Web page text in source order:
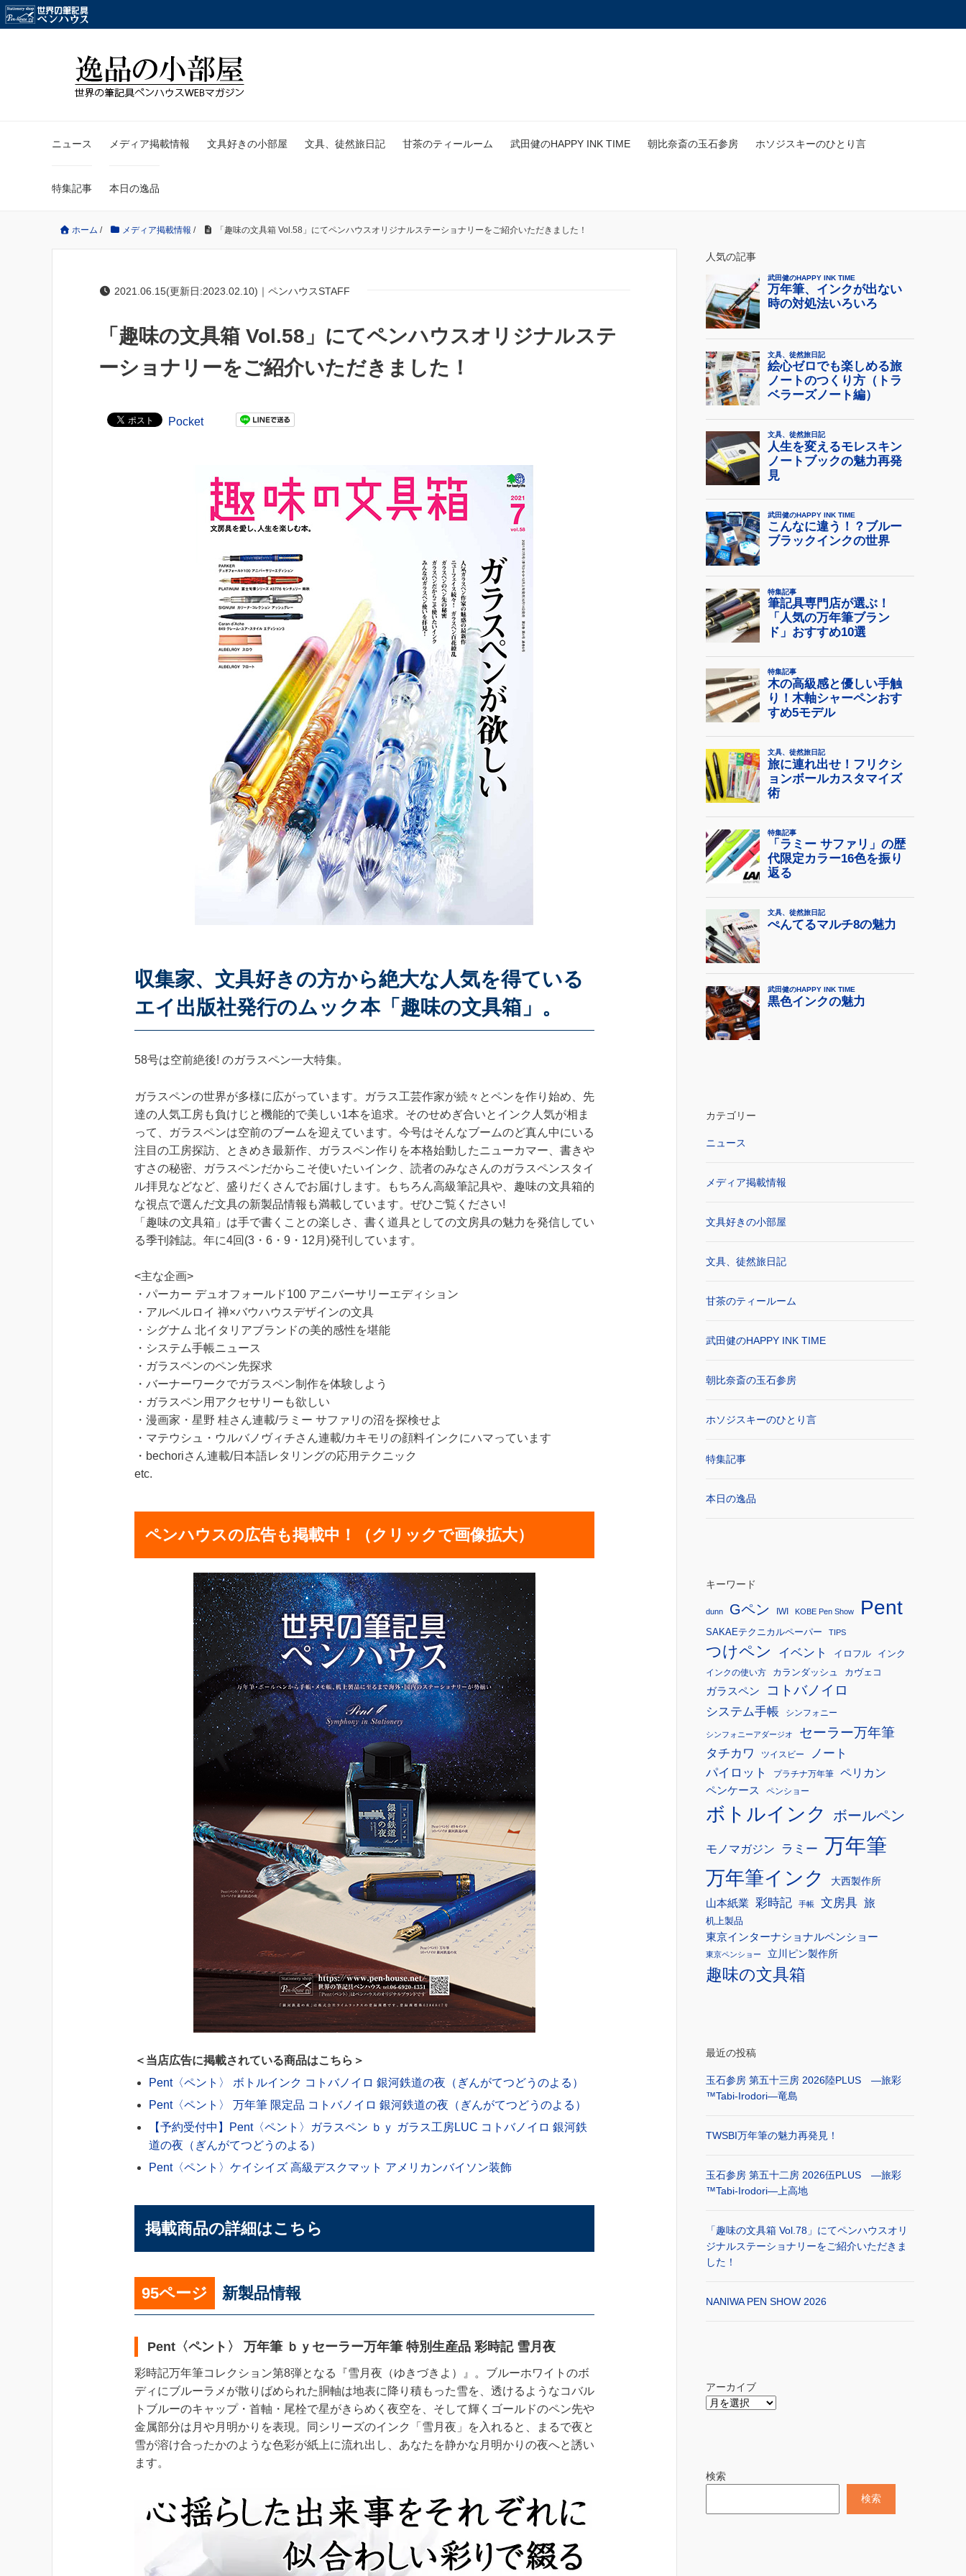
ニュース メディア掲載情報 文具好きの小部屋 文具、徒然旅日記 甘茶のティールーム 武田健のHAPPY INK TIME 朝比奈斎の玉石参房 ホソジスキーのひとり言
特集記事 本日の逸品
ホーム / メディア掲載情報 / 「趣味の文具箱 Vol.58」にてペンハウスオリジナルステーショナリーをご紹介いただきました！
2021.06.15(更新日:2023.02.10)｜ペンハウスSTAFF
「趣味の文具箱 Vol.58」にてペンハウスオリジナルステ
ーショナリーをご紹介いただきました！
Pocket
収集家、文具好きの方から絶大な人気を得ている
エイ出版社発行のムック本「趣味の文具箱」。
58号は空前絶後! のガラスペン一大特集。
ガラスペンの世界が多様に広がっています。ガラス工芸作家が続々とペンを作り始め、先
達の人気工房も負けじと機能的で美しい1本を追求。そのせめぎ合いとインク人気が相ま
って、ガラスペンは空前のブームを迎えています。今号はそんなブームのど真ん中にいる
注目の工房探訪、ときめき最新作、ガラスペン作りを本格始動したニューカマー、書きや
すさの秘密、ガラスペンだからこそ使いたいインク、読者のみなさんのガラスペンスタイ
ル拝見などなど、盛りだくさんでお届けします。もちろん高級筆記具や、趣味の文具箱的
な視点で選んだ文具の新製品情報も満載しています。ぜひご覧ください!
「趣味の文具箱」は手で書くことの楽しさ、書く道具としての文房具の魅力を発信してい
る季刊雑誌。年に4回(3・6・9・12月)発刊しています。
<主な企画>
・パーカー デュオフォールド100 アニバーサリーエディション
・アルベルロイ 禅×バウハウスデザインの文具
・シグナム 北イタリアブランドの美的感性を堪能
・システム手帳ニュース
・ガラスペンのペン先探求
・バーナーワークでガラスペン制作を体験しよう
・ガラスペン用アクセサリーも欲しい
・漫画家・星野 桂さん連載/ラミー サファリの沼を探検せよ
・マテウシュ・ウルバノヴィチさん連載/カキモリの顔料インクにハマっています
・bechoriさん連載/日本語レタリングの応用テクニック
etc.
ペンハウスの広告も掲載中！（クリックで画像拡大）
＜当店広告に掲載されている商品はこちら＞
Pent〈ペント〉 ボトルインク コトバノイロ 銀河鉄道の夜（ぎんがてつどうのよる）
Pent〈ペント〉 万年筆 限定品 コトバノイロ 銀河鉄道の夜（ぎんがてつどうのよる）
【予約受付中】Pent〈ペント〉ガラスペン ｂｙ ガラス工房LUC コトバノイロ 銀河鉄
道の夜（ぎんがてつどうのよる）
Pent〈ペント〉ケイシイズ 高級デスクマット アメリカンバイソン装飾
掲載商品の詳細はこちら
95ページ 新製品情報
Pent〈ペント〉 万年筆 ｂｙセーラー万年筆 特別生産品 彩時記 雪月夜
彩時記万年筆コレクション第8弾となる『雪月夜（ゆきづきよ）』。ブルーホワイトのボ
ディにブルーラメが散りばめられた胴軸は地表に降り積もった雪を、透けるようなコバル
トブルーのキャップ・首軸・尾栓で星がきらめく夜空を、そして輝くゴールドのペン先や
金属部分は月や月明かりを表現。同シリーズのインク「雪月夜」を入れると、まるで夜と
雪が溶け合ったかのような色彩が紙上に流れ出し、あなたを静かな月明かりの夜へと誘い
ます。
人気の記事
カテゴリー
ニュース
メディア掲載情報
文具好きの小部屋
文具、徒然旅日記
甘茶のティールーム
武田健のHAPPY INK TIME
朝比奈斎の玉石参房
ホソジスキーのひとり言
特集記事
本日の逸品
キーワード
dunn Gペン IWI KOBE Pen Show Pent
SAKAEテクニカルペーパー TIPS
つけペン イベント イロフル インク
インクの使い方 カランダッシュ カヴェコ
ガラスペン コトバノイロ
システム手帳 シンフォニー
シンフォニーアダージオ セーラー万年筆
タチカワ ツイスビー
ノート
パイロット
プラチナ万年筆 ペリカン
ペンケース ペンショー
ボトルインク ボールペン
モノマガジン ラミー 万年筆
万年筆インク
大西製作所
山本紙業
彩時記 手帳 文房具 旅
机上製品
東京インターナショナルペンショー
東京ペンショー 立川ピン製作所
趣味の文具箱
最近の投稿
玉石参房 第五十三房 2026陸PLUS ―旅彩
™Tabi-Irodori―竜島
TWSBI万年筆の魅力再発見！
玉石参房 第五十二房 2026伍PLUS ―旅彩
™Tabi-Irodori―上高地
「趣味の文具箱 Vol.78」にてペンハウスオリ
ジナルステーショナリーをご紹介いただきま
した！
NANIWA PEN SHOW 2026
アーカイブ
検索
検索